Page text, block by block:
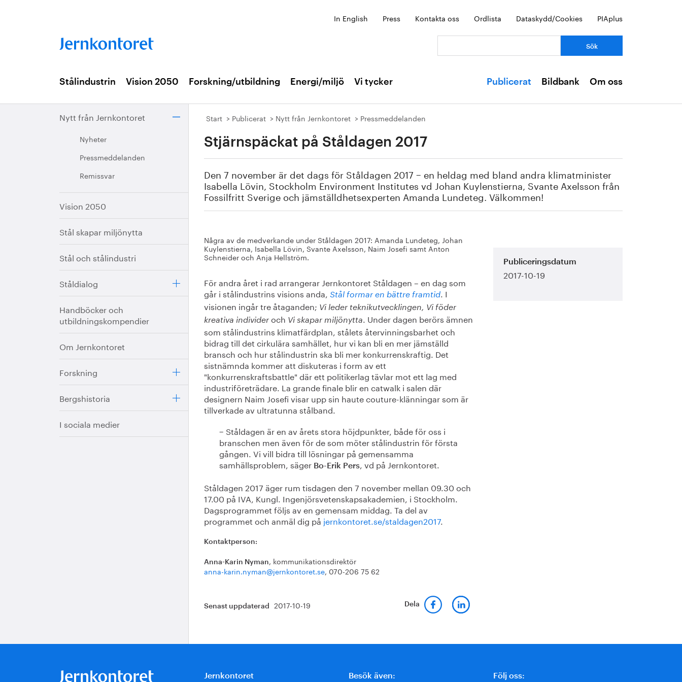
In English Press Kontakta oss Ordlista Dataskydd/Cookies PIAplus
Stålindustrin Vision 2050 Forskning/utbildning Energi/miljö Vi tycker Publicerat Bildbank Om oss
Nytt från Jernkontoret
Nyheter
Pressmeddelanden
Remissvar
Vision 2050
Stål skapar miljönytta
Stål och stålindustri
Ståldialog
Handböcker och
utbildningskompendier
Om Jernkontoret
Forskning
Bergshistoria
I sociala medier
Start Publicerat Nytt från Jernkontoret Pressmeddelanden
Stjärnspäckat på Ståldagen 2017
Den 7 november är det dags för Ståldagen 2017 − en heldag med bland andra klimatminister
Isabella Lövin, Stockholm Environment Institutes vd Johan Kuylenstierna, Svante Axelsson från
Fossilfritt Sverige och jämställdhetsexperten Amanda Lundeteg. Välkommen!
Några av de medverkande under Ståldagen 2017: Amanda Lundeteg, Johan
Kuylenstierna, Isabella Lövin, Svante Axelsson, Naim Josefi samt Anton
Schneider och Anja Hellström.
För andra året i rad arrangerar Jernkontoret Ståldagen – en dag som
går i stålindustrins visions anda, Stål formar en bättre framtid. I
visionen ingår tre åtaganden; Vi leder teknikutvecklingen, Vi föder
kreativa individer och Vi skapar miljönytta. Under dagen berörs ämnen
som stålindustrins klimatfärdplan, stålets återvinningsbarhet och
bidrag till det cirkulära samhället, hur vi kan bli en mer jämställd
bransch och hur stålindustrin ska bli mer konkurrenskraftig. Det
sistnämnda kommer att diskuteras i form av ett
"konkurrenskraftsbattle" där ett politikerlag tävlar mot ett lag med
industriföreträdare. La grande finale blir en catwalk i salen där
designern Naim Josefi visar upp sin haute couture-klänningar som är
tillverkade av ultratunna stålband.
− Ståldagen är en av årets stora höjdpunkter, både för oss i
branschen men även för de som möter stålindustrin för första
gången. Vi vill bidra till lösningar på gemensamma
samhällsproblem, säger Bo-Erik Pers, vd på Jernkontoret.
Ståldagen 2017 äger rum tisdagen den 7 november mellan 09.30 och
17.00 på IVA, Kungl. Ingenjörsvetenskapsakademien, i Stockholm.
Dagsprogrammet följs av en gemensam middag. Ta del av
programmet och anmäl dig på jernkontoret.se/staldagen2017.
Kontaktperson:
Anna-Karin Nyman, kommunikationsdirektör
anna-karin.nyman@jernkontoret.se, 070-206 75 62
Senast uppdaterad 2017-10-19 Dela
Publiceringsdatum
2017-10-19
Jernkontoret Besök även: Följ oss: